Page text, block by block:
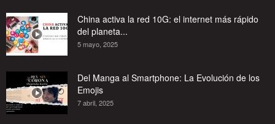
China activa la red 10G: el internet más rápido
del planeta...
5 mayo, 2025
Del Manga al Smartphone: La Evolución de los
Emojis
7 abril, 2025